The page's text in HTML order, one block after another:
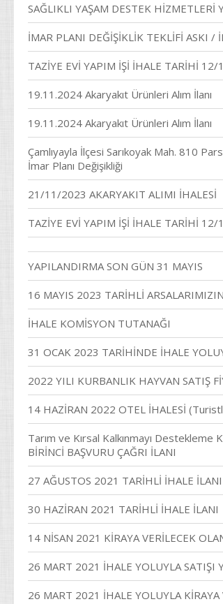
SAĞLIKLI YAŞAM DESTEK HİZMETLERİ
İMAR PLANI DEĞİŞİKLİK TEKLİFİ ASKI /
TAZİYE EVİ YAPIM İŞİ İHALE TARİHİ
19.11.2024 Akaryakıt Ürünleri Alım İlanı
19.11.2024 Akaryakıt Ürünleri Alım İlanı
Çamlıyayla İlçesi Sarıkoyak Mah. 810
İmar Planı Değişikliği
21/11/2023 AKARYAKIT ALIMI İHALESİ
TAZİYE EVİ YAPIM İŞİ İHALE TARİHİ
YAPILANDIRMA SON GÜN 31 MAYIS
16 MAYIS 2023 TARİHLİ
İHALE KOMİSYON TUTANAĞI
31 OCAK 2023 TARİHİNDE İHALE
2022 YILI KURBANLIK HAYVAN SATIŞ
14 HAZİRAN 2022 OTEL İHALESİ
Tarım ve Kırsal Kalkınmayı
BİRİNCİ BAŞVURU ÇAĞRI İLANI
27 AĞUSTOS 2021 TARİHLİ İHALE İLANI
30 HAZİRAN 2021 TARİHLİ İHALE İLANI
14 NİSAN 2021 KİRAYA VERİLECEK
26 MART 2021 İHALE YOLUYLA SATIŞI
26 MART 2021 İHALE YOLUYLA KİRAYA